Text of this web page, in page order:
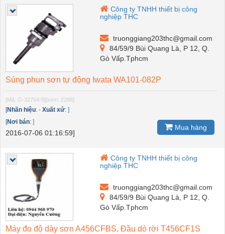
Công ty TNHH thiết bị công
nghiệp THC
truonggiang203thc@gmail.com
84/59/9 Bùi Quang Là, P 12, Q.
Gò Vấp.Tphcm
Súng phun sơn tự động Iwata WA101-082P
[Mã: G-32754-9] [xem: 2288]
[Nhãn hiệu: - Xuất xứ: ]
[Nơi bán: ]
2016-07-06 01:16:59]
Mua hàng
Công ty TNHH thiết bị công
nghiệp THC
truonggiang203thc@gmail.com
84/59/9 Bùi Quang Là, P 12, Q.
Gò Vấp.Tphcm
Máy đo độ dày sơn A456CFBS, Đầu dò rời T456CF1S